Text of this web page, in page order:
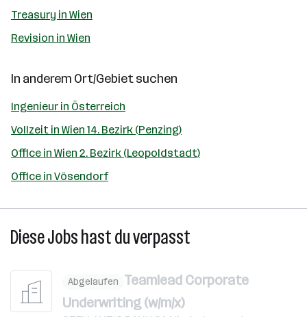
Treasury in Wien
Revision in Wien
In anderem Ort/Gebiet suchen
Ingenieur in Österreich
Vollzeit in Wien 14. Bezirk (Penzing)
Office in Wien 2. Bezirk (Leopoldstadt)
Office in Vösendorf
Diese Jobs hast du verpasst
Abgelaufen Teamlead Corporate
Underwriting (w/m/x)